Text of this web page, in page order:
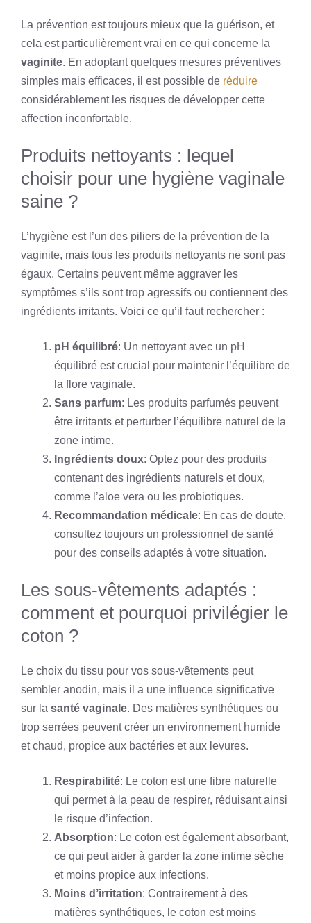
La prévention est toujours mieux que la guérison, et
cela est particulièrement vrai en ce qui concerne la
vaginite. En adoptant quelques mesures préventives
simples mais efficaces, il est possible de réduire
considérablement les risques de développer cette
affection inconfortable.
Produits nettoyants : lequel
choisir pour une hygiène vaginale
saine ?
L’hygiène est l’un des piliers de la prévention de la
vaginite, mais tous les produits nettoyants ne sont pas
égaux. Certains peuvent même aggraver les
symptômes s’ils sont trop agressifs ou contiennent des
ingrédients irritants. Voici ce qu’il faut rechercher :
pH équilibré: Un nettoyant avec un pH
équilibré est crucial pour maintenir l’équilibre de
la flore vaginale.
Sans parfum: Les produits parfumés peuvent
être irritants et perturber l’équilibre naturel de la
zone intime.
Ingrédients doux: Optez pour des produits
contenant des ingrédients naturels et doux,
comme l’aloe vera ou les probiotiques.
Recommandation médicale: En cas de doute,
consultez toujours un professionnel de santé
pour des conseils adaptés à votre situation.
Les sous-vêtements adaptés :
comment et pourquoi privilégier le
coton ?
Le choix du tissu pour vos sous-vêtements peut
sembler anodin, mais il a une influence significative
sur la santé vaginale. Des matières synthétiques ou
trop serrées peuvent créer un environnement humide
et chaud, propice aux bactéries et aux levures.
Respirabilité: Le coton est une fibre naturelle
qui permet à la peau de respirer, réduisant ainsi
le risque d’infection.
Absorption: Le coton est également absorbant,
ce qui peut aider à garder la zone intime sèche
et moins propice aux infections.
Moins d’irritation: Contrairement à des
matières synthétiques, le coton est moins